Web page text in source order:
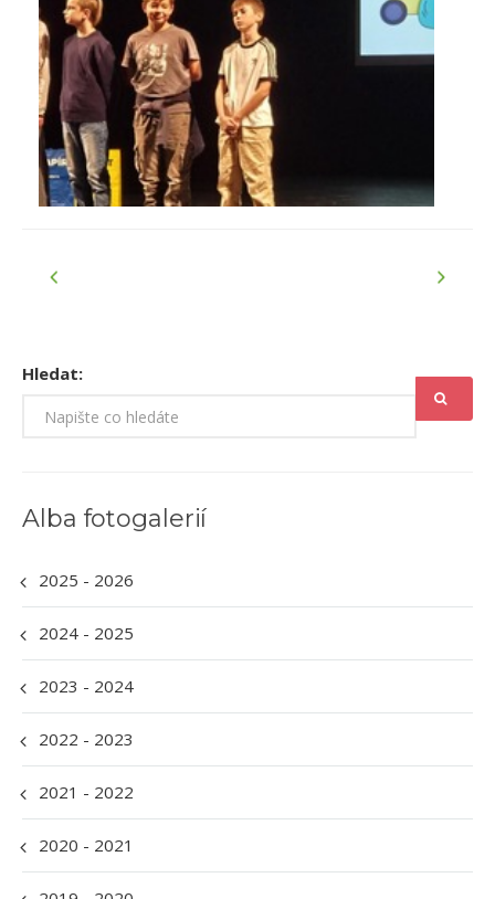
Hledat:
Alba fotogalerií
2025 - 2026
2024 - 2025
2023 - 2024
2022 - 2023
2021 - 2022
2020 - 2021